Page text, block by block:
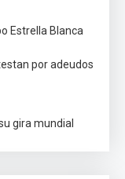
Estrella Blanca
por adeudos
gira mundial